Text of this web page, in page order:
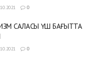
0
САЛАСЫ ҮШ БАҒЫТТА
0